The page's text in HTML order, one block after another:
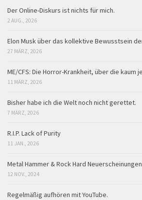
Der Online-Diskurs ist nichts für mich.
2 AUG., 2026
Elon Musk über das kollektive Bewusstsein
27 MÄRZ, 2026
ME/CFS: Die Horror-Krankheit, über die kaum
11 MÄRZ, 2026
Bisher habe ich die Welt noch nicht gerettet.
7 MÄRZ, 2026
R.I.P. Lack of Purity
11 JAN., 2026
Metal Hammer & Rock Hard
12 NOV., 2024
Regelmäßig aufhören mit YouTube.